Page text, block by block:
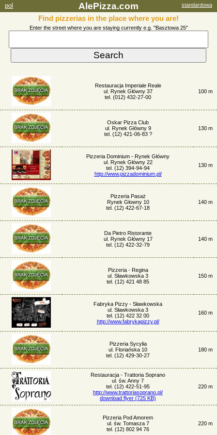
pol AlePizza.com standardowa
Find pizzerias in the place where you are!
Enter the street where you are staying currently e.g. "Basztowa 25"
Restauracja Imperiale Reale
ul. Rynek Główny 37
tel. (012) 432-27-00
100 m
Oskar Pizza Club
ul. Rynek Główny 9
tel. (12) 421-06-83 ?
130 m
Pizzeria Dominium - Rynek Główny
ul. Rynek Główny 22
tel. (12) 394-94-94
http://www.pizzadominium.pl/
130 m
Pizzeria Pasaż
Rynek Głowny 10
tel. (12) 422-67-18
140 m
Da Pietro Ristorante
ul. Rynek Główny 17
tel. (12) 422-32-79
140 m
Pizzeria - Regina
ul. Sławkowska 3
tel. (12) 421 48 85
150 m
Fabryka Pizzy - Sławkowska
ul. Sławkowska 3
tel. (12) 422 32 00
http://www.fabrykapizzy.pl/
160 m
Pizzeria Sycylia
ul. Floriańska 10
tel. (12) 429-30-27
180 m
Restauracja - Trattoria Soprano
ul. św. Anny 7
tel. (12) 422-51-95
http://www.trattoriasoprano.pl/
download flyer (725 KB)
220 m
Pizzeria Pod Amorem
ul. św. Tomasza 7
tel. (12) 802 94 76
220 m